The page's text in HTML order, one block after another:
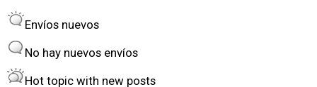
d
e
r
t
Envíos nuevos
No hay nuevos envíos
Hot topic with new posts